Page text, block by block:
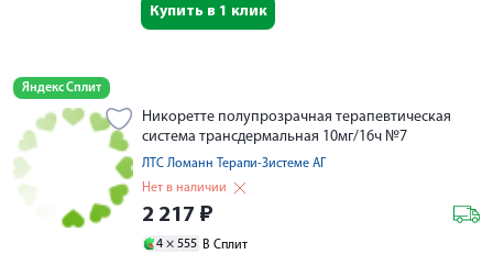
Купить в 1 клик
Яндекс Сплит
Никоретте полупрозрачная терапевтическая
система трансдермальная 10мг/16ч №7
ЛТС Ломанн Терапи-Зистеме АГ
Нет в наличии
2 217 ₽
4 × 555 В Сплит